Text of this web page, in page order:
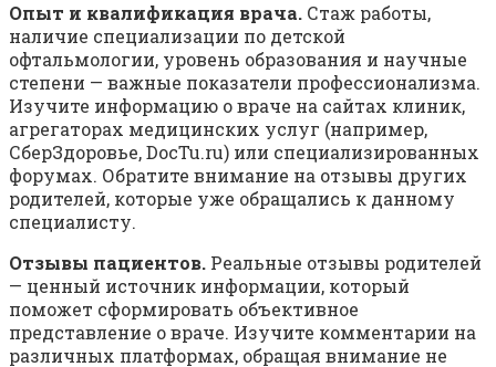
Опыт и квалификация врача. Стаж работы,
наличие специализации по детской
офтальмологии, уровень образования и научные
степени — важные показатели профессионализма.
Изучите информацию о враче на сайтах клиник,
агрегаторах медицинских услуг (например,
СберЗдоровье, DocTu.ru) или специализированных
форумах. Обратите внимание на отзывы других
родителей, которые уже обращались к данному
специалисту.
Отзывы пациентов. Реальные отзывы родителей
— ценный источник информации, который
поможет сформировать объективное
представление о враче. Изучите комментарии на
различных платформах, обращая внимание не